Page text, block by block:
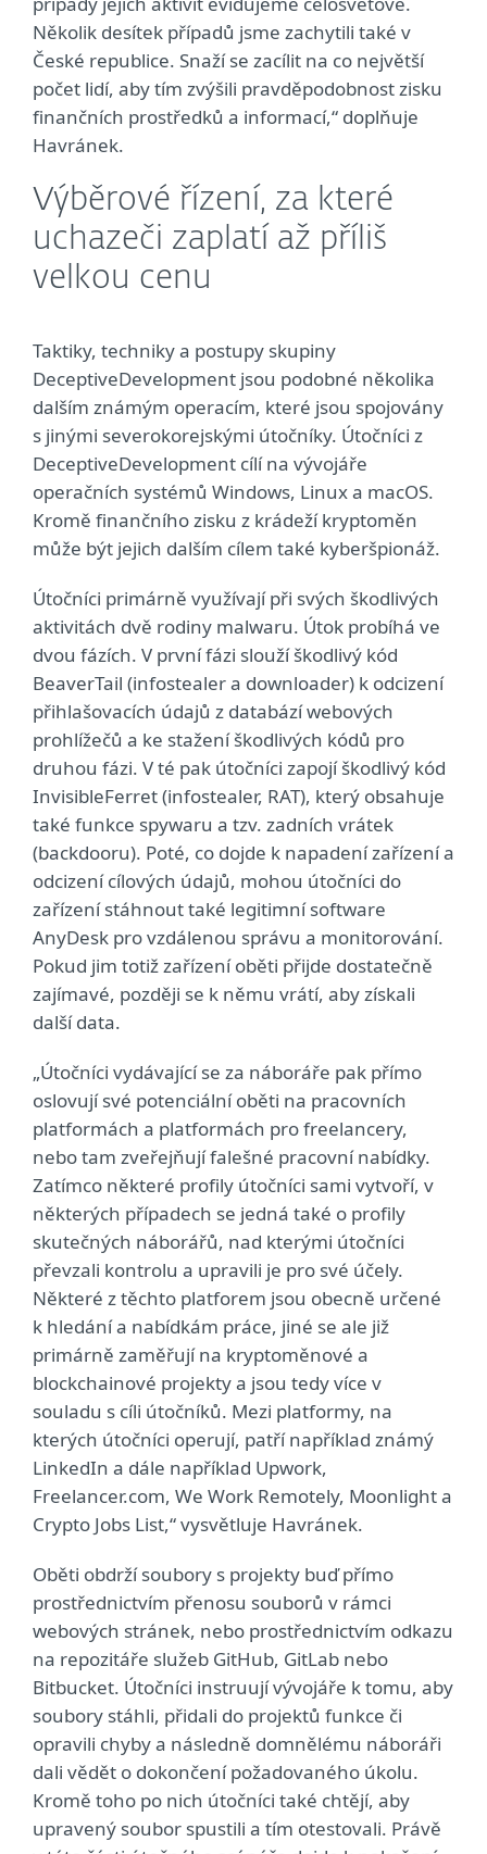
Několik desítek případů jsme zachytili také v
České republice. Snaží se zacílit na co největší
počet lidí, aby tím zvýšili pravděpodobnost zisku
finančních prostředků a informací,“ doplňuje
Havránek.
Výběrové řízení, za které
uchazeči zaplatí až příliš
velkou cenu
Taktiky, techniky a postupy skupiny
DeceptiveDevelopment jsou podobné několika
dalším známým operacím, které jsou spojovány
s jinými severokorejskými útočníky. Útočníci z
DeceptiveDevelopment cílí na vývojáře
operačních systémů Windows, Linux a macOS.
Kromě finančního zisku z krádeží kryptoměn
může být jejich dalším cílem také kyberšpionáž.
Útočníci primárně využívají při svých škodlivých
aktivitách dvě rodiny malwaru. Útok probíhá ve
dvou fázích. V první fázi slouží škodlivý kód
BeaverTail (infostealer a downloader) k odcizení
přihlašovacích údajů z databází webových
prohlížečů a ke stažení škodlivých kódů pro
druhou fázi. V té pak útočníci zapojí škodlivý kód
InvisibleFerret (infostealer, RAT), který obsahuje
také funkce spywaru a tzv. zadních vrátek
(backdooru). Poté, co dojde k napadení zařízení a
odcizení cílových údajů, mohou útočníci do
zařízení stáhnout také legitimní software
AnyDesk pro vzdálenou správu a monitorování.
Pokud jim totiž zařízení oběti přijde dostatečně
zajímavé, později se k němu vrátí, aby získali
další data.
„Útočníci vydávající se za náboráře pak přímo
oslovují své potenciální oběti na pracovních
platformách a platformách pro freelancery,
nebo tam zveřejňují falešné pracovní nabídky.
Zatímco některé profily útočníci sami vytvoří, v
některých případech se jedná také o profily
skutečných náborářů, nad kterými útočníci
převzali kontrolu a upravili je pro své účely.
Některé z těchto platforem jsou obecně určené
k hledání a nabídkám práce, jiné se ale již
primárně zaměřují na kryptoměnové a
blockchainové projekty a jsou tedy více v
souladu s cíli útočníků. Mezi platformy, na
kterých útočníci operují, patří například známý
LinkedIn a dále například Upwork,
Freelancer.com, We Work Remotely, Moonlight a
Crypto Jobs List,“ vysvětluje Havránek.
Oběti obdrží soubory s projekty buď přímo
prostřednictvím přenosu souborů v rámci
webových stránek, nebo prostřednictvím odkazu
na repozitáře služeb GitHub, GitLab nebo
Bitbucket. Útočníci instruují vývojáře k tomu, aby
soubory stáhli, přidali do projektů funkce či
opravili chyby a následně domnělému náboráři
dali vědět o dokončení požadovaného úkolu.
Kromě toho po nich útočníci také chtějí, aby
upravený soubor spustili a tím otestovali. Právě